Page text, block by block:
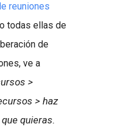
reuniones
o todas ellas de
de
ve a
>
> haz
quieras.